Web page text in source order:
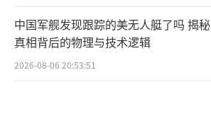
只记得出征前指导员说——
我们这一代人
中国军舰发现跟踪的美无人艇了吗 揭秘
真相背后的物理与技术逻辑
2026-08-06 20:53:51